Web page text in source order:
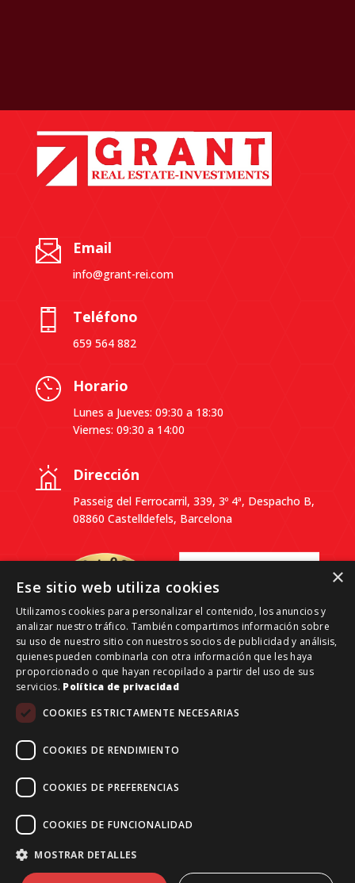
Email
info@grant-rei.com
Teléfono
659 564 882
Horario
Lunes a Jueves: 09:30 a 18:30
Viernes: 09:30 a 14:00
Dirección
Passeig del Ferrocarril, 339, 3º 4ª, Despacho B,
08860 Castelldefels, Barcelona
Grant Reale Estate-Investments © 2026 | Todos los
×
Ese sitio web utiliza cookies
Utilizamos cookies para personalizar el contenido, los anuncios y
analizar nuestro tráfico. También compartimos información sobre
su uso de nuestro sitio con nuestros socios de publicidad y análisis,
quienes pueden combinarla con otra información que les haya
proporcionado o que hayan recopilado a partir del uso de sus
servicios. Política de privacidad
COOKIES ESTRICTAMENTE NECESARIAS
COOKIES DE RENDIMIENTO
COOKIES DE PREFERENCIAS
COOKIES DE FUNCIONALIDAD
MOSTRAR DETALLES